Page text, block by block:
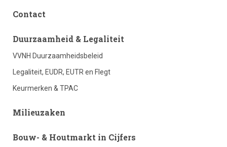
Contact
footer
column
Duurzaamheid & Legaliteit
VVNH Duurzaamheidsbeleid
Legaliteit, EUDR, EUTR en Flegt
Keurmerken & TPAC
Milieuzaken
footer
Bouw- & Houtmarkt in Cijfers